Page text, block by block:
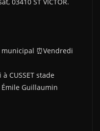
⏰Vendredi
CUSSET stade
Guillaumin